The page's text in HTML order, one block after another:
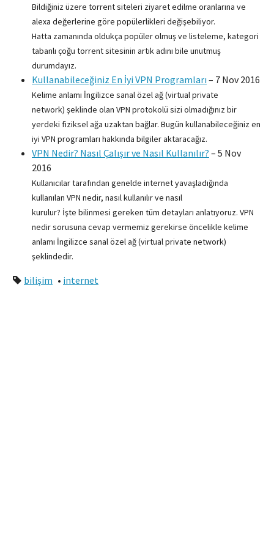
Bildiğiniz üzere torrent siteleri ziyaret edilme oranlarına ve
alexa değerlerine göre popülerlikleri değişebiliyor.
Hatta zamanında oldukça popüler olmuş ve listeleme, kategori
tabanlı çoğu torrent sitesinin artık adını bile unutmuş
durumdayız.
Kullanabileceğiniz En İyi VPN Programları – 7 Nov 2016
Kelime anlamı İngilizce sanal özel ağ (virtual private
network) şeklinde olan VPN protokolü sizi olmadığınız bir
yerdeki fiziksel ağa uzaktan bağlar. Bugün kullanabileceğiniz en
iyi VPN programları hakkında bilgiler aktaracağız.
VPN Nedir? Nasıl Çalışır ve Nasıl Kullanılır? – 5 Nov
2016
Kullanıcılar tarafından genelde internet yavaşladığında
kullanılan VPN nedir, nasıl kullanılır ve nasıl
kurulur? İşte bilinmesi gereken tüm detayları anlatıyoruz. VPN
nedir sorusuna cevap vermemiz gerekirse öncelikle kelime
anlamı İngilizce sanal özel ağ (virtual private network)
şeklindedir.
bilişim • internet